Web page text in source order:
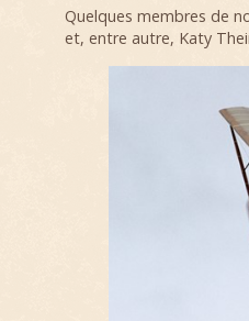
Quelques membres de
et, entre autre, Katy